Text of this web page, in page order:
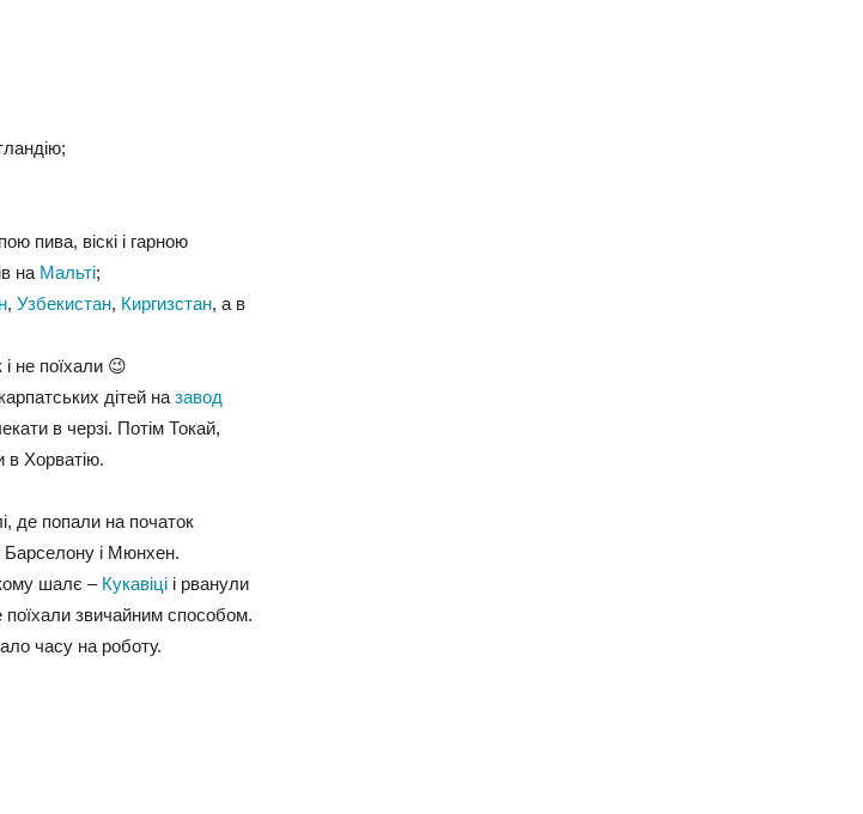
пива, віскі і гарною
на Мальті;
, Узбекистан, Киргизстан, а в
не поїхали 😉
дітей на завод
в черзі. Потім Токай,
в Хорватію.
де попали на початок
Барселону і Мюнхен.
шалє – Кукавіці і рванули
поїхали звичайним способом.
часу на роботу.